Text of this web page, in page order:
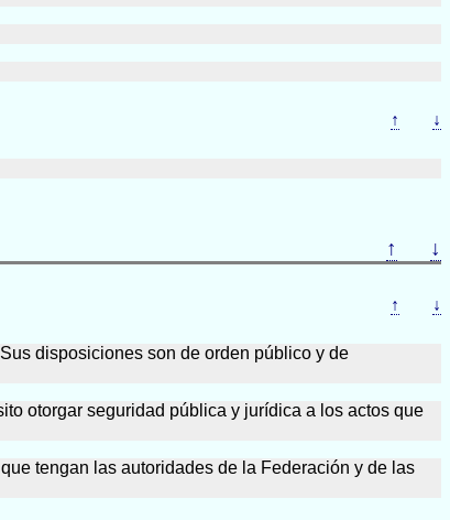
↑ ↓
↑ ↓
↑ ↓
disposiciones son de orden público y de
otorgar seguridad pública y jurídica a los actos que
tengan las autoridades de la Federación y de las